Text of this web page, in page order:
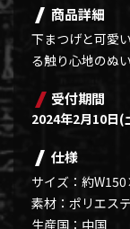
商品詳細
下まつげと可愛
る触り心地のぬ
受付期間
2024年2月10日(
仕様
サイズ：約
素材：ポリエス
生産国：中国